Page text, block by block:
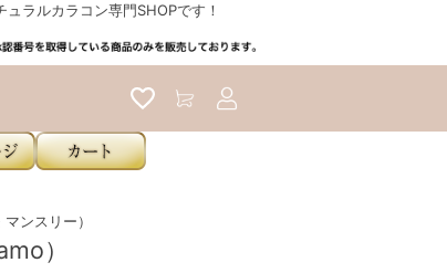
ラルカラコン専門SHOPです！
ンスリー）
）